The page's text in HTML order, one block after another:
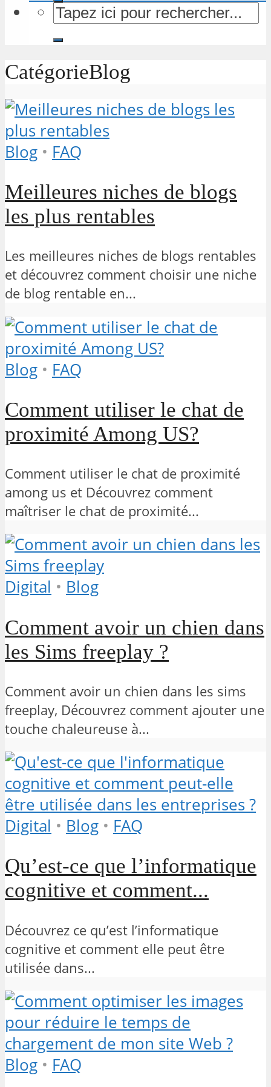
CatégorieBlog
Blog • FAQ
Meilleures niches de blogs
les plus rentables
Les meilleures niches de blogs rentables
et découvrez comment choisir une niche
de blog rentable en...
Blog • FAQ
Comment utiliser le chat de
proximité Among US?
Comment utiliser le chat de proximité
among us et Découvrez comment
maîtriser le chat de proximité...
Digital • Blog
Comment avoir un chien dans
les Sims freeplay ?
Comment avoir un chien dans les sims
freeplay, Découvrez comment ajouter une
touche chaleureuse à...
Digital • Blog • FAQ
Qu’est-ce que l’informatique
cognitive et comment...
Découvrez ce qu’est l’informatique
cognitive et comment elle peut être
utilisée dans...
Blog • FAQ